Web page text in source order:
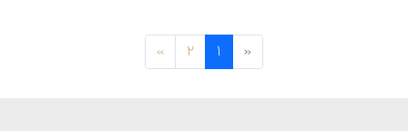
«
1
2
»